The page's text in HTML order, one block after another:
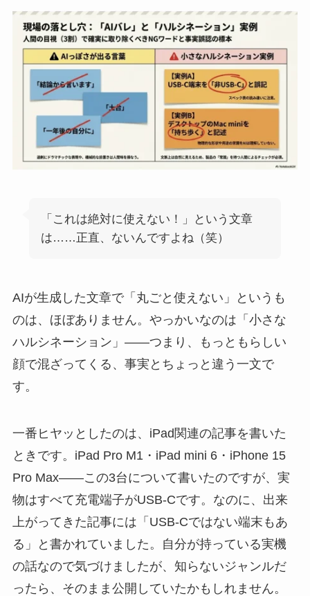
「これは絶対に使えない！」という文章
は……正直、ないんですよね（笑）
AIが生成した文章で「丸ごと使えない」というも
のは、ほぼありません。やっかいなのは「小さな
ハルシネーション」——つまり、もっともらしい
顔で混ざってくる、事実とちょっと違う一文で
す。
一番ヒヤッとしたのは、iPad関連の記事を書いた
ときです。iPad Pro M1・iPad mini 6・iPhone 15
Pro Max——この3台について書いたのですが、実
物はすべて充電端子がUSB-Cです。なのに、出来
上がってきた記事には「USB-Cではない端末もあ
る」と書かれていました。自分が持っている実機
の話なので気づけましたが、知らないジャンルだ
ったら、そのまま公開していたかもしれません。